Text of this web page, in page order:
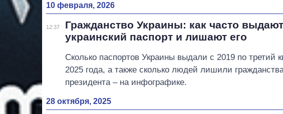
10 февраля, 2026
12:37
Гражданство Украины: как часто выдают
украинский паспорт и лишают его
Сколько паспортов Украины выдали с 2019 по третий
2025 года, а также сколько людей лишили
президента – на инфографике.
28 октября, 2025